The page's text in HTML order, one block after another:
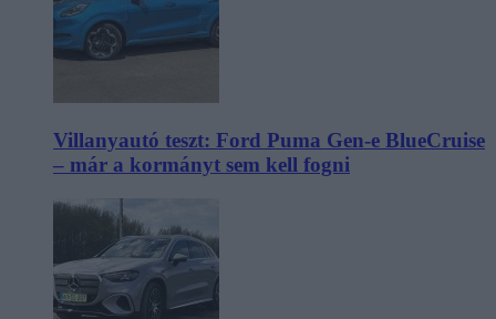
Villanyautó teszt: Ford Puma Gen-e BlueCruise
– már a kormányt sem kell fogni